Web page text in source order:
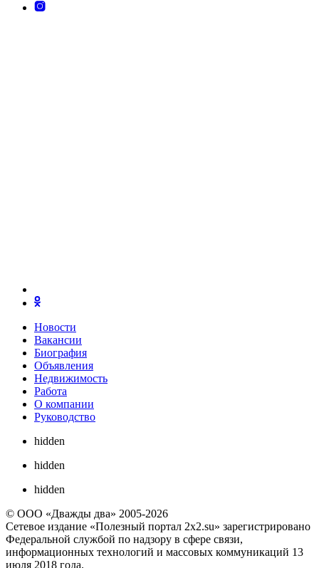
Новости
Вакансии
Биография
Объявления
Недвижимость
Работа
О компании
Руководство
hidden
hidden
hidden
© ООО «Дважды два» 2005-2026
Сетевое издание «Полезный портал 2x2.su» зарегистрировано
Федеральной службой по надзору в сфере связи,
информационных технологий и массовых коммуникаций 13
июля 2018 года.